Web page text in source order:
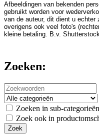
Afbeeldingen van bekenden
gebruikt worden voor
van de auteur, dit dient u
overigens ook veel foto's
kleine betaling. B.v.
Zoeken:
Zoeken in sub-categorieën
Zoek ook in